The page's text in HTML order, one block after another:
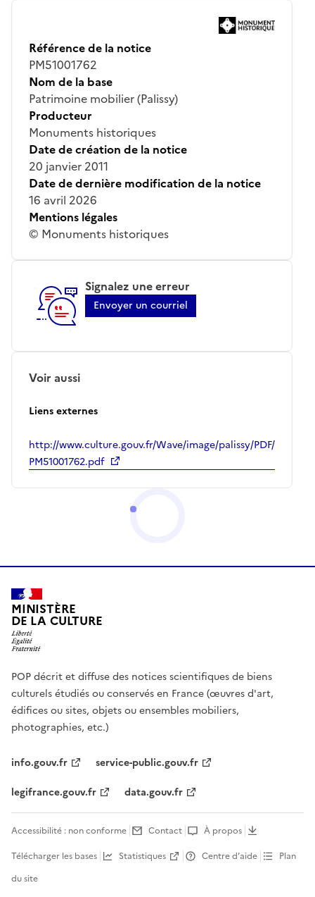
Référence de la notice
PM51001762
Nom de la base
Patrimoine mobilier (Palissy)
Producteur
Monuments historiques
Date de création de la notice
20 janvier 2011
Date de dernière modification de la notice
16 avril 2026
Mentions légales
© Monuments historiques
Signalez une erreur
Envoyer un courriel
Voir aussi
Liens externes
http://www.culture.gouv.fr/Wave/image/palissy/PDF/
PM51001762.pdf
MINISTÈRE
DE LA CULTURE
POP décrit et diffuse des notices scientifiques de biens
culturels étudiés ou conservés en France (œuvres d'art,
édifices ou sites, objets ou ensembles mobiliers,
photographies, etc.)
info.gouv.fr
service-public.gouv.fr
legifrance.gouv.fr
data.gouv.fr
Accessibilité : non conforme Contact
À propos
Télécharger les bases
Statistiques Centre d’aide
Plan
du site